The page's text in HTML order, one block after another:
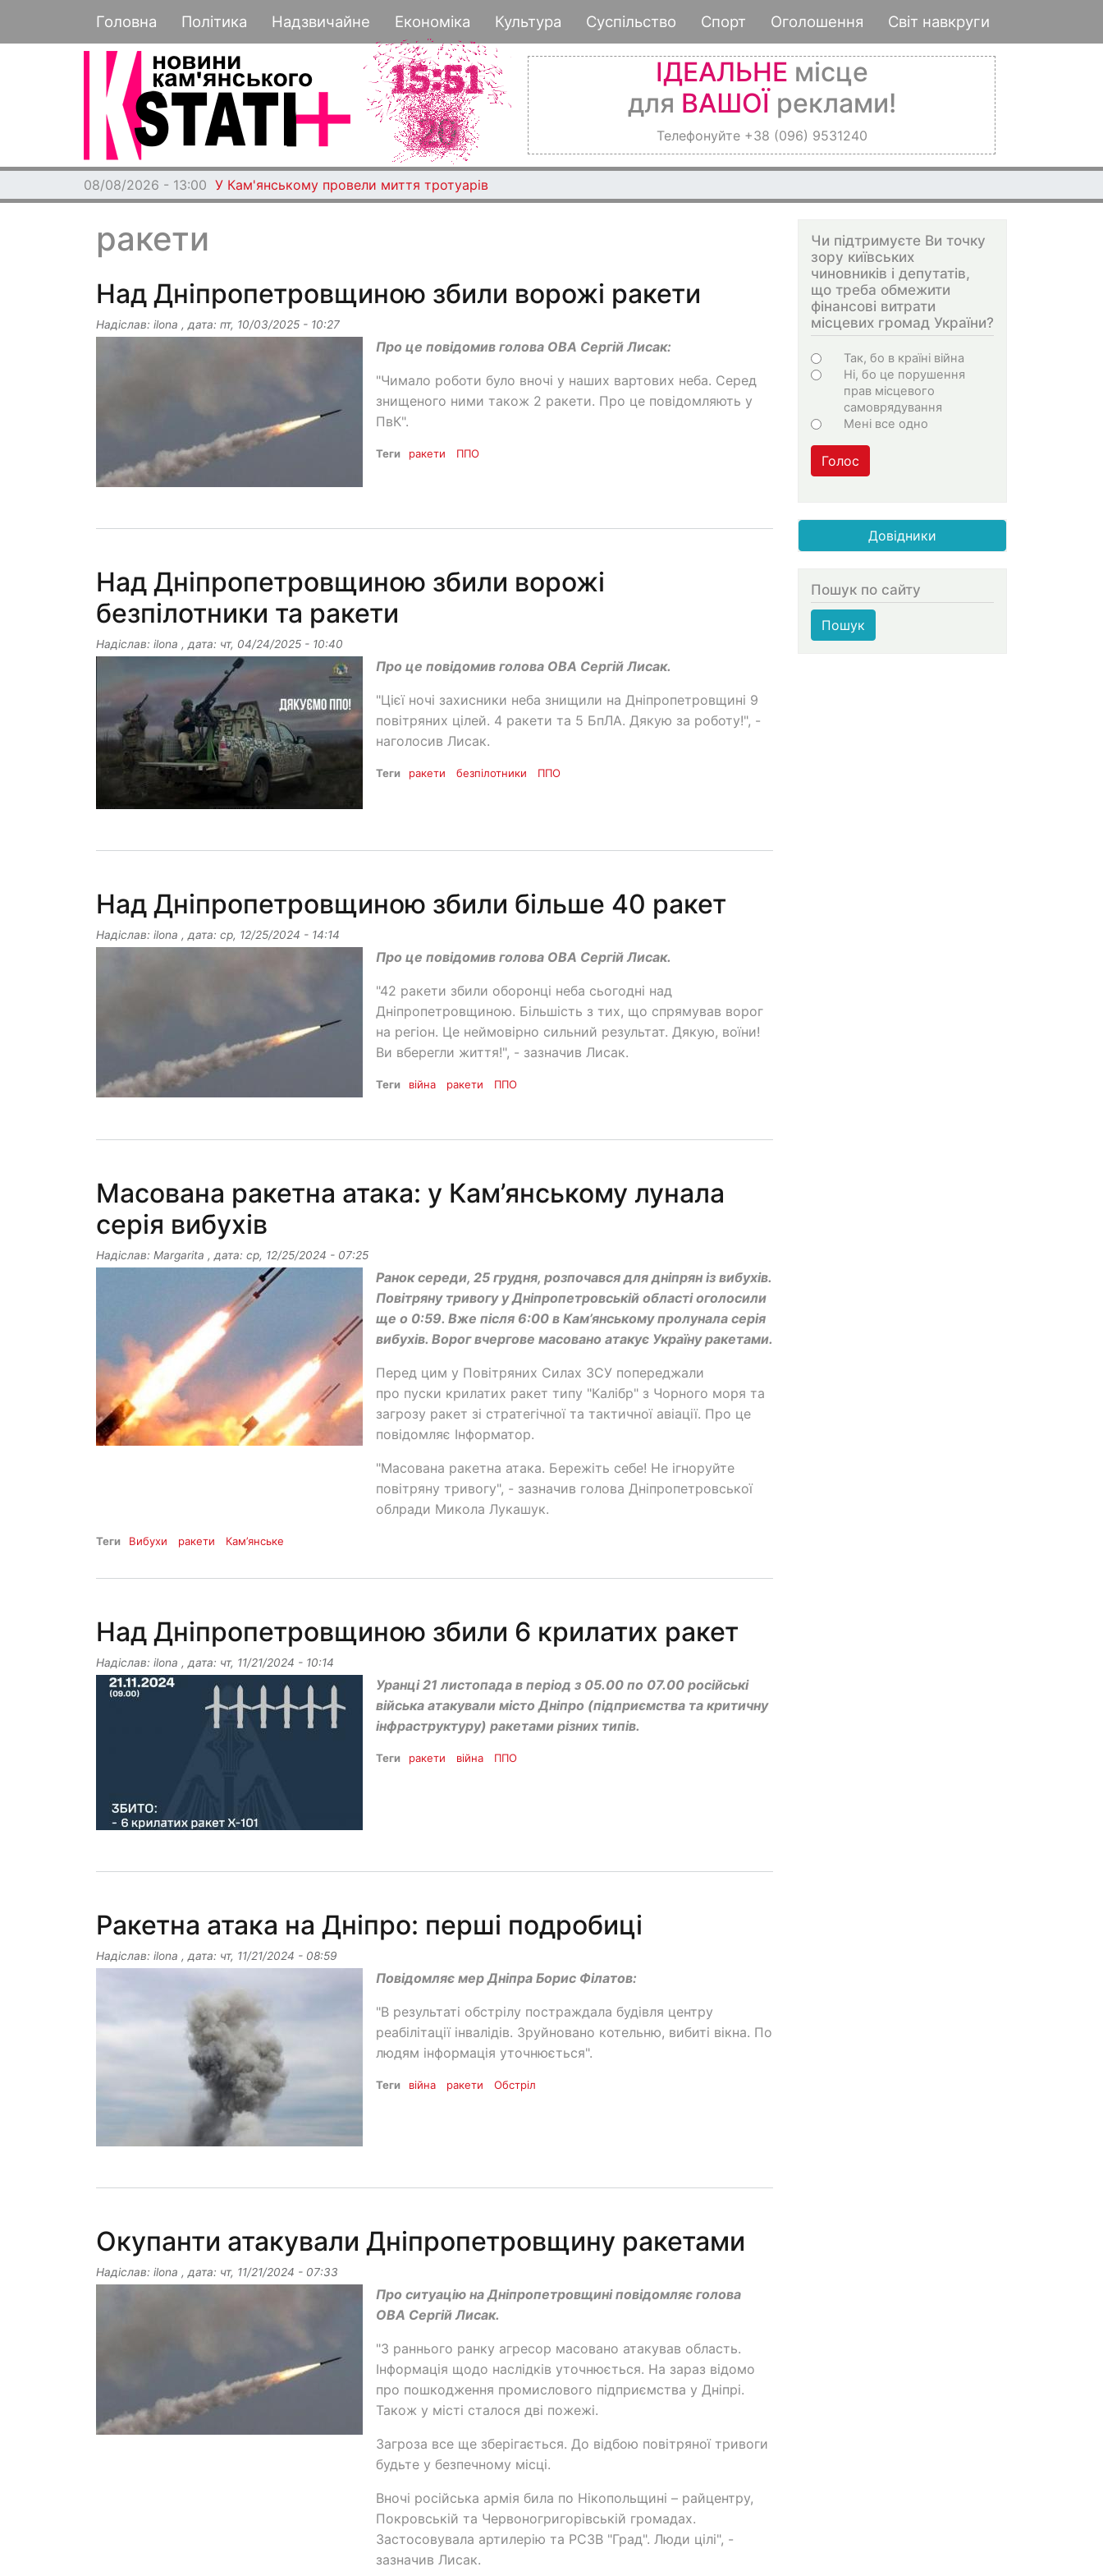
до
основного
Основная навигация
Головна Політика Надзвичайне Економіка Культура Суспільство Спорт Оголошення Світ навкруги
ІДЕАЛЬНЕ місце
для ВАШОЇ реклами!
Телефонуйте +38 (096) 9531240
08/08/2026 - 13:00 У Кам'янському провели миття тротуарів
ракети
Над Дніпропетровщиною збили ворожі ракети
Надіслав: ilona , дата: пт, 10/03/2025 - 10:27
Про це повідомив голова ОВА Сергій Лисак:
"Чимало роботи було вночі у наших вартових неба. Серед
знищеного ними також 2 ракети. Про це повідомляють у
ПвК".
Теги ракети ППО
Над Дніпропетровщиною збили ворожі
безпілотники та ракети
Надіслав: ilona , дата: чт, 04/24/2025 - 10:40
Про це повідомив голова ОВА Сергій Лисак.
"Цієї ночі захисники неба знищили на Дніпропетровщині 9
повітряних цілей. 4 ракети та 5 БпЛА. Дякую за роботу!", -
наголосив Лисак.
Теги ракети безпілотники ППО
Над Дніпропетровщиною збили більше 40 ракет
Надіслав: ilona , дата: ср, 12/25/2024 - 14:14
Про це повідомив голова ОВА Сергій Лисак.
"42 ракети збили оборонці неба сьогодні над
Дніпропетровщиною. Більшість з тих, що спрямував ворог
на регіон. Це неймовірно сильний результат. Дякую, воїни!
Ви вберегли життя!", - зазначив Лисак.
Теги війна ракети ППО
Масована ракетна атака: у Кам’янському лунала
серія вибухів
Надіслав: Margarita , дата: ср, 12/25/2024 - 07:25
Ранок середи, 25 грудня, розпочався для дніпрян із вибухів.
Повітряну тривогу у Дніпропетровській області оголосили
ще о 0:59. Вже після 6:00 в Кам’янському пролунала серія
вибухів. Ворог вчергове масовано атакує Україну ракетами.
Перед цим у Повітряних Силах ЗСУ попереджали
про пуски крилатих ракет типу "Калібр" з Чорного моря та
загрозу ракет зі стратегічної та тактичної авіації. Про це
повідомляє Інформатор.
"Масована ракетна атака. Бережіть себе! Не ігноруйте
повітряну тривогу", - зазначив голова Дніпропетровської
облради Микола Лукашук.
Теги Вибухи ракети Кам’янське
Над Дніпропетровщиною збили 6 крилатих ракет
Надіслав: ilona , дата: чт, 11/21/2024 - 10:14
Уранці 21 листопада в період з 05.00 по 07.00 російські
війська атакували місто Дніпро (підприємства та критичну
інфраструктуру) ракетами різних типів.
Теги ракети війна ППО
Ракетна атака на Дніпро: перші подробиці
Надіслав: ilona , дата: чт, 11/21/2024 - 08:59
Повідомляє мер Дніпра Борис Філатов:
"В результаті обстрілу постраждала будівля центру
реабілітації інвалідів. Зруйновано котельню, вибиті вікна. По
людям інформація уточнюється".
Теги війна ракети Обстріл
Окупанти атакували Дніпропетровщину ракетами
Надіслав: ilona , дата: чт, 11/21/2024 - 07:33
Про ситуацію на Дніпропетровщині повідомляє голова
ОВА Сергій Лисак.
"З раннього ранку агресор масовано атакував область.
Інформація щодо наслідків уточнюється. На зараз відомо
про пошкодження промислового підприємства у Дніпрі.
Також у місті сталося дві пожежі.
Загроза все ще зберігається. До відбою повітряної тривоги
будьте у безпечному місці.
Вночі російська армія била по Нікопольщині – райцентру,
Покровській та Червоногригорівській громадах.
Застосовувала артилерію та РСЗВ "Град". Люди цілі", -
зазначив Лисак.
Чи підтримуєте Ви точку
зору київських
чиновників і депутатів,
що треба обмежити
фінансові витрати
місцевих громад України?
Варіанти
Так, бо в країні війна
Ні, бо це порушення
прав місцевого
самоврядування
Мені все одно
Голос
Довідники
Пошук по сайту
Пошук